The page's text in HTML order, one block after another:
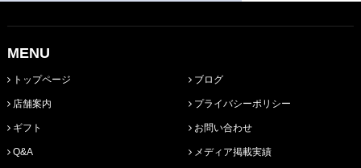
MENU
トップページ
店舗案内
ギフト
Q&A
ブログ
プライバシーポリシー
お問い合わせ
メディア掲載実績